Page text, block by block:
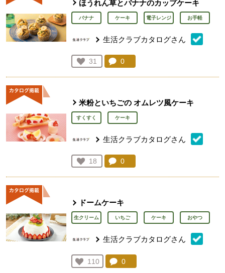
ほうれん草とバナナのカップケーキ
バナナ ケーキ 電子レンジ お手軽
生活クラブカタログさん
お気に入り登録：
31
人が登録
コメント：
0
米粉といちごの オムレツ風ケーキ
すくすく ケーキ
生活クラブカタログさん
お気に入り登録：
18
人が登録
コメント：
0
ドームケーキ
生クリーム いちご ケーキ おやつ
生活クラブカタログさん
お気に入り登録：
110
人が登録
コメント：
0